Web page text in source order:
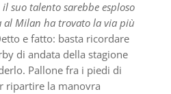
suo talento sarebbe esploso
Milan ha trovato la via più
e fatto: basta ricordare
di andata della stagione
Pallone fra i piedi di
ripartire la manovra